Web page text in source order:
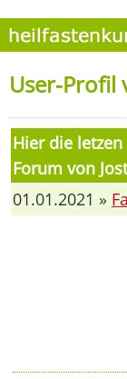
User-Profil
Hier die
Forum von
01.01.2021 »